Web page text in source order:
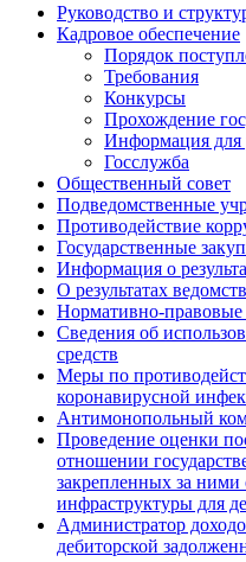
Руководство и
Кадровое обеспечение
Порядок
Требования
Конкурсы
Прохождение
Информация для
Госслужба
Общественный совет
Подведомственные
Противодействие
Государственные
Информация о
О результатах
Нормативно-правовые
Сведения об
средств
Меры по
коронавирусной
Антимонопольный
Проведение оценки
отношении
закрепленных за ними
инфраструктуры для
Администратор
дебиторской